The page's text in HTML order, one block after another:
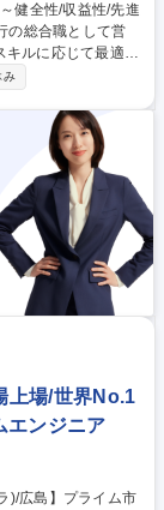
職種 広
/金融出身者歓迎
み
上場/世界No.1
エンジニア